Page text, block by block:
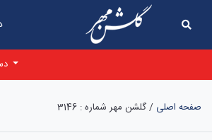
صفحه اصلی /گلشن مهر شماره : 3146